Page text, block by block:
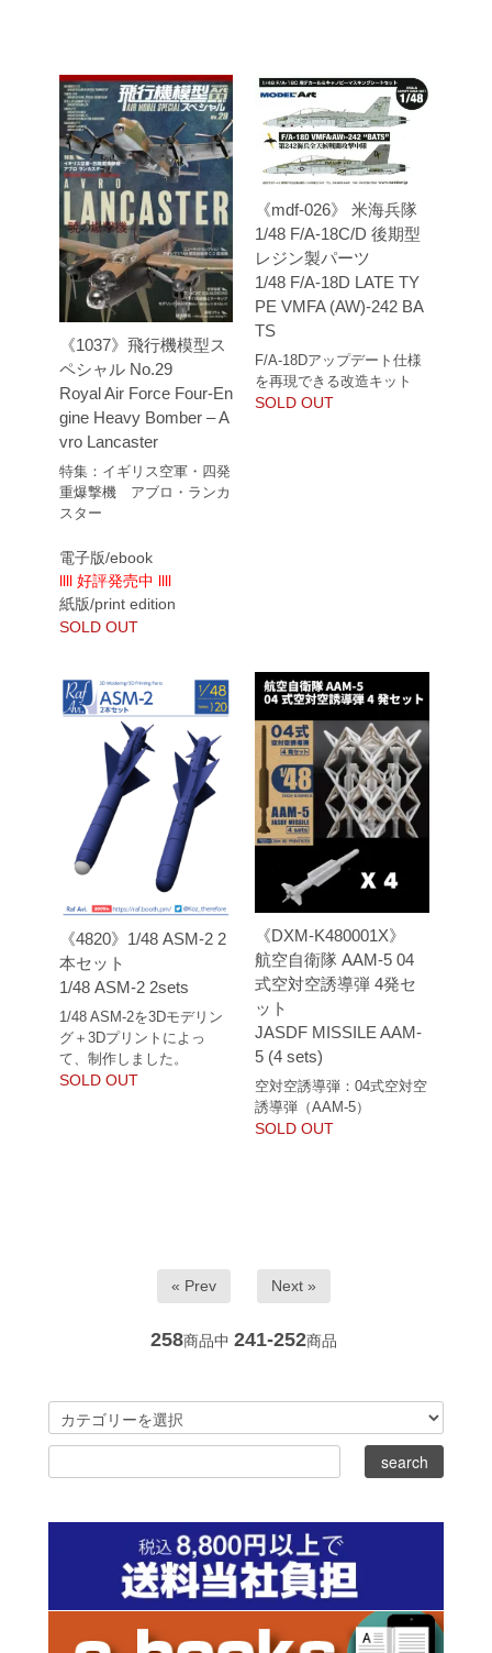
《1037》飛行機模型ス
ペシャル No.29
Royal Air Force Four-En
gine Heavy Bomber – A
vro Lancaster
特集：イギリス空軍・四発
重爆撃機 アブロ・ランカ
スター
電子版/ebook
llll 好評発売中 llll
紙版/print edition
SOLD OUT
《mdf-026》 米海兵隊
1/48 F/A-18C/D 後期型
レジン製パーツ
1/48 F/A-18D LATE TY
PE VMFA (AW)-242 BA
TS
F/A-18Dアップデート仕様
を再現できる改造キット
SOLD OUT
《4820》1/48 ASM-2 2
本セット
1/48 ASM-2 2sets
1/48 ASM-2を3Dモデリン
グ＋3Dプリントによっ
て、制作しました。
SOLD OUT
《DXM-K480001X》
航空自衛隊 AAM-5 04
式空対空誘導弾 4発セ
ット
JASDF MISSILE AAM-
5 (4 sets)
空対空誘導弾：04式空対空
誘導弾（AAM-5）
SOLD OUT
« Prev Next »
258商品中 241-252商品